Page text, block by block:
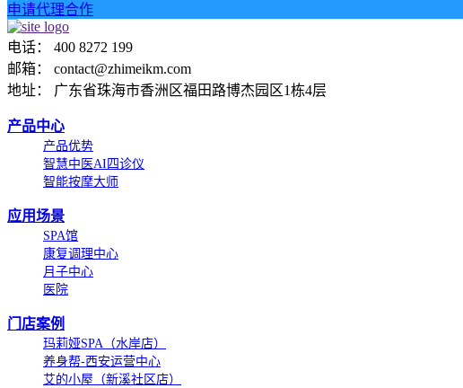
申请代理合作
电话： 400 8272 199
邮箱： contact@zhimeikm.com
地址： 广东省珠海市香洲区福田路博杰园区1栋4层
产品中心
产品优势
智慧中医AI四诊仪
智能按摩大师
应用场景
SPA馆
康复调理中心
月子中心
医院
门店案例
玛莉娅SPA（水岸店）
养身帮-西安运营中心
艾的小屋（新溪社区店）